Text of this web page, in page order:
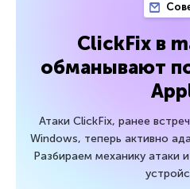
ClickFix в
обманывают
Атаки ClickFix, ранее
Windows, теперь активно
Разбираем механику атаки